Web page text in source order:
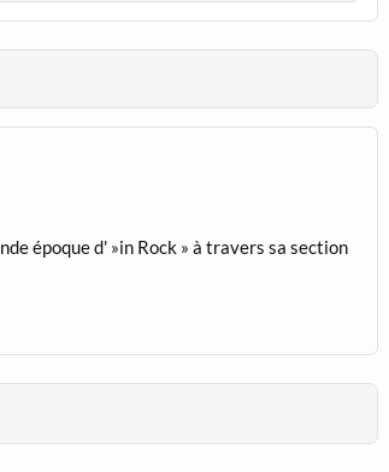
époque d' »in Rock » à travers sa section